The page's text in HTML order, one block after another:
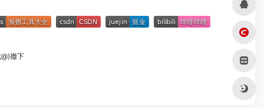
撤下